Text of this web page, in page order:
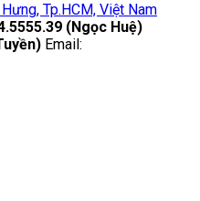
Tp.HCM, Việt Nam
(Ngọc Huệ)
Email: